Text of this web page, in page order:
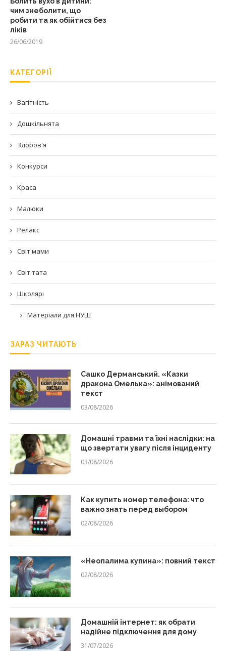
чим знеболити, що
робити та як обійтися без
ліків
26/06/2019
КАТЕГОРІЇ
Вагітність
Дошкільнята
Здоров'я
Конкурси
Краса
Малюки
Релакс
Світ мами
Світ тата
Школярі
Матеріали для НУШ
ЗАРАЗ ЧИТАЮТЬ
Сашко Дерманський. «Казки
дракона Омелька»: анімований
текст
03/08/2026
Домашні травми та їхні наслідки: на
що звертати увагу після інциденту
03/08/2026
Как купить номер телефона: что
важно знать перед выбором
02/08/2026
«Неопалима купина»: повний текст
02/08/2026
Домашній інтернет: як обрати
надійне підключення для дому
31/07/2026